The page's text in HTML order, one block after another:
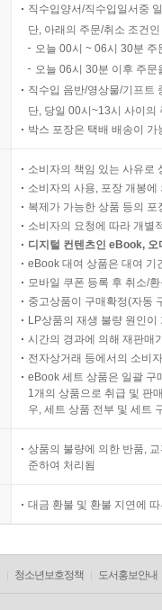
직수입양서/직수입일서중
단, 아래의 주문/취소 조건
오늘 00시 ~ 06시 30분
오늘 06시 30분 이후 주
직수입 음반/영상물/기프트
단, 당일 00시~13시 사이의
박스 포장은 택배 배송이
소비자의 책임 있는 사유로
소비자의 사용, 포장 개봉
복제가 가능한 상품 등의
소비자의 요청에 따라 개별
디지털 컨텐츠인 eBook,
eBook 대여 상품은 대여 기
모바일 쿠폰 등록 후 취소/
중고상품이 구매확정(자동
LP상품의 재생 불량 원인
시간의 경과에 의해 재판매
전자상거래 등에서의 소비
eBook 세트 상품은 일괄 구
1개의 상품으로 취급 및 판
우, 세트 상품 전부 및 세트
상품의 불량에 의한 반품,
준하여 처리됨
대금 환불 및 환불 지연에
청소년보호정책 도서홍보안내